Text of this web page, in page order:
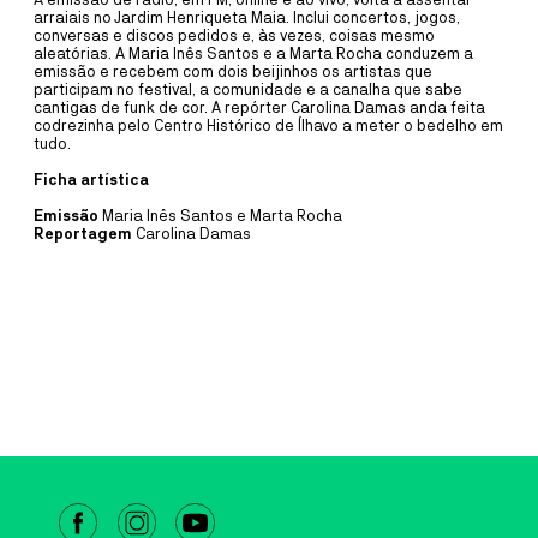
arraiais no Jardim Henriqueta Maia. Inclui concertos, jogos,
conversas e discos pedidos e, às vezes, coisas mesmo
aleatórias. A Maria Inês Santos e a Marta Rocha conduzem a
emissão e recebem com dois beijinhos os artistas que
participam no festival, a comunidade e a canalha que sabe
cantigas de funk de cor. A repórter Carolina Damas anda feita
codrezinha pelo Centro Histórico de Ílhavo a meter o bedelho em
tudo.
Ficha artística
Emissão Maria Inês Santos e Marta Rocha
Reportagem Carolina Damas
A ~vaga é um coletivo artístico multidisciplinar, dedicado
predominantemente ao som, à música e ao vídeo, formado por
residentes do território da Ria de Aveiro – da Barra, da Costa Nova e
de Ílhavo.
MAIS
CAIS CRIATIVO
DANÇA
20 JUL TO 13 SEP